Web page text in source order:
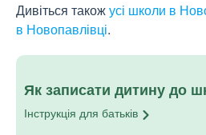
Дивіться такожусі школи в
в Новопавлівці.
Як записати дитину до
Інструкція для батьків